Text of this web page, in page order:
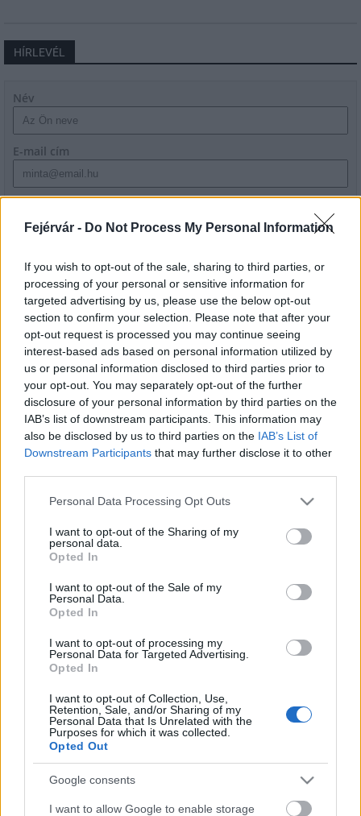
Fejérvár - Do Not Process My Personal Information
If you wish to opt-out of the sale, sharing to third parties, or
processing of your personal or sensitive information for
targeted advertising by us, please use the below opt-out
section to confirm your selection. Please note that after your
opt-out request is processed you may continue seeing
interest-based ads based on personal information utilized by
us or personal information disclosed to third parties prior to
your opt-out. You may separately opt-out of the further
disclosure of your personal information by third parties on the
IAB’s list of downstream participants. This information may
also be disclosed by us to third parties on the IAB’s List of
Downstream Participants that may further disclose it to other
Please note that this website/app uses one or more Google
not limited to your visit or usage behaviour. You may click to
grant or deny consent to Google and its third-party tags to
use your data for below specified purposes in below Google
consent section.
Personal Data Processing Opt Outs
I want to opt-out of the Sharing of my
personal data.
Opted In
I want to opt-out of the Sale of my
Personal Data.
Opted In
I want to opt-out of processing my
Personal Data for Targeted Advertising.
Opted In
I want to opt-out of Collection, Use,
Retention, Sale, and/or Sharing of my
Personal Data that Is Unrelated with the
Purposes for which it was collected.
Opted Out
Google consents
I want to allow Google to enable storage
HÍRLEVÉL
Név
E-mail cím
szabályzatot!
LEGFRISSEBB
Gyárleállításokkal és átszervezett
termeléssel tehermentesíti a
villamosenergia-rendszert a STRABAG
Országos hírek
Szakirányú továbbképzésekkel segíti
a Gál Ferenc Egyetem
szúnyoginvázió elkerülésében
HIRDETÉS